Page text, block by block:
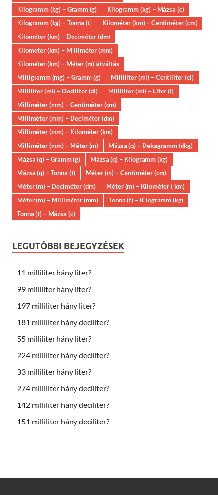
Kilogramm (kg) – Gramm (g)
Kilogramm (kg) – Mázsa (q)
Kilogramm (kg) – Tonna (t)
Kilométer (km) – Centiméter (cm)
Kilométer (km) – Deciméter (dm)
Kilométer (km) – Milliméter (mm)
Kilométer (km) – Méter (m) átváltás
Milligramm (mg) – Gramm (g)
Milliliter (ml) – Centiliter (cl)
Milliliter (ml) – Deciliter (dl)
Milliliter (ml) – Liter (l)
Milliméter (mm) – Centiméter (cm)
Milliméter (mm) – Deciméter (dm)
Milliméter (mm) – Kilométer (km)
Milliméter (mm) – Méter (m)
Mázsa (q) – Dekagramm (dkg)
Mázsa (q) – Gramm (g)
Mázsa (q) – Kilogramm (kg)
Mázsa (q) – Tonna (t)
Méter (m) – Centiméter (cm)
Méter (m) – Deciméter (dm)
Méter (m) – Kilométer ( km)
Méter (m) – Milliméter (mm)
Tonna (t) – Kilogramm (kg)
Tonna (t) – Mázsa (q)
LEGUTÓBBI BEJEGYZÉSEK
11 milliliter hány liter?
99 milliliter hány liter?
197 milliliter hány liter?
181 milliliter hány deciliter?
55 milliliter hány liter?
224 milliliter hány deciliter?
33 milliliter hány liter?
274 milliliter hány deciliter?
142 milliliter hány deciliter?
151 milliliter hány deciliter?